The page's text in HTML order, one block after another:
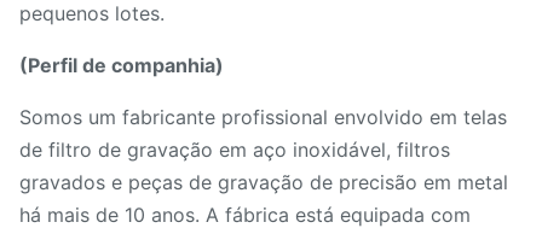
pequenos lotes.
(Perfil de companhia)
Somos um fabricante profissional envolvido em telas
de filtro de gravação em aço inoxidável, filtros
gravados e peças de gravação de precisão em metal
há mais de 10 anos. A fábrica está equipada com